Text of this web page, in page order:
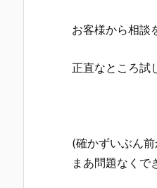
お客様から相談
正直なところ試
(確かずいぶん
まあ問題なくで